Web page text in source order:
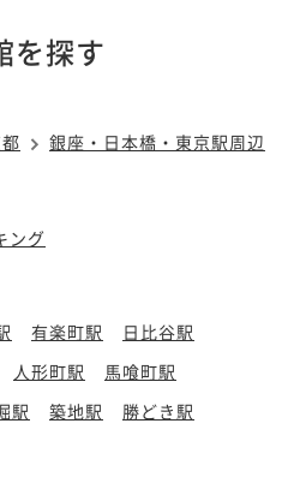
を探す
銀座・日本橋・東京駅周辺
ング
有楽町駅
日比谷駅
人形町駅
馬喰町駅
駅 築地駅
勝どき駅